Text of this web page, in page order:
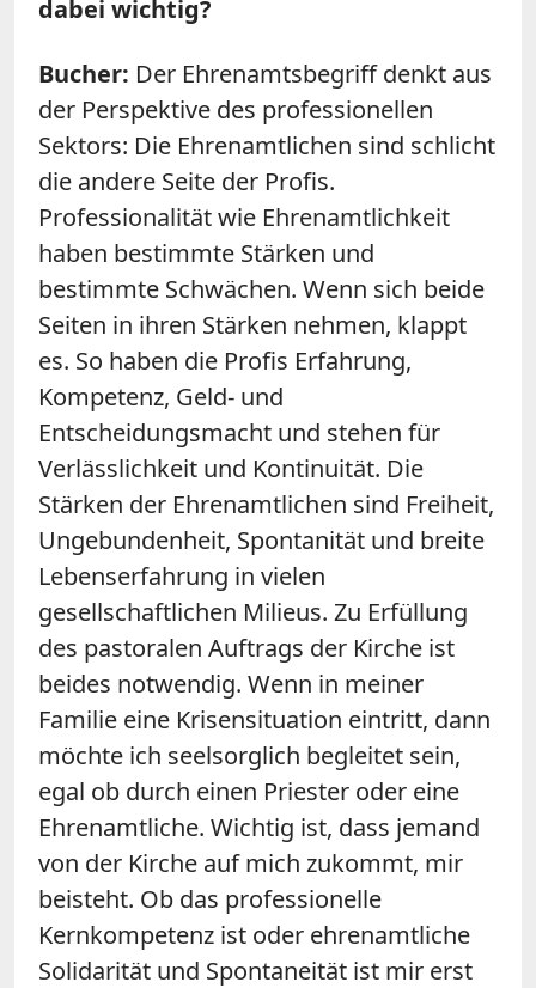
dabei wichtig?
Bucher: Der Ehrenamtsbegriff denkt aus
der Perspektive des professionellen
Sektors: Die Ehrenamtlichen sind schlicht
die andere Seite der Profis.
Professionalität wie Ehrenamtlichkeit
haben bestimmte Stärken und
bestimmte Schwächen. Wenn sich beide
Seiten in ihren Stärken nehmen, klappt
es. So haben die Profis Erfahrung,
Kompetenz, Geld- und
Entscheidungsmacht und stehen für
Verlässlichkeit und Kontinuität. Die
Stärken der Ehrenamtlichen sind Freiheit,
Ungebundenheit, Spontanität und breite
Lebenserfahrung in vielen
gesellschaftlichen Milieus. Zu Erfüllung
des pastoralen Auftrags der Kirche ist
beides notwendig. Wenn in meiner
Familie eine Krisensituation eintritt, dann
möchte ich seelsorglich begleitet sein,
egal ob durch einen Priester oder eine
Ehrenamtliche. Wichtig ist, dass jemand
von der Kirche auf mich zukommt, mir
beisteht. Ob das professionelle
Kernkompetenz ist oder ehrenamtliche
Solidarität und Spontaneität ist mir erst